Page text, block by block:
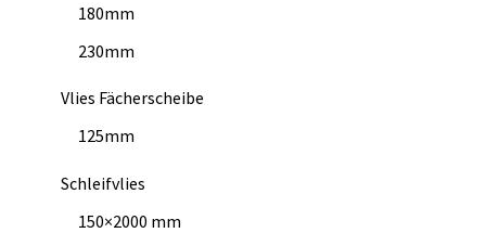
180mm
230mm
Vlies Fächerscheibe
125mm
Schleifvlies
150×2000 mm